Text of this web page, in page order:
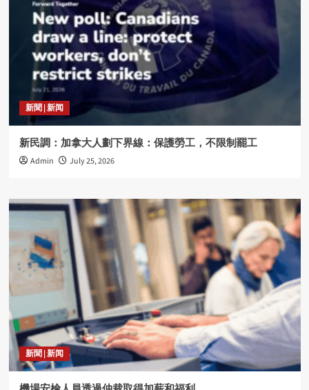
新聞 | 新闻
新民調：加拿大人劃下界線：保護勞工，不限制罷工
Admin July 25, 2026
新聞 | 新闻